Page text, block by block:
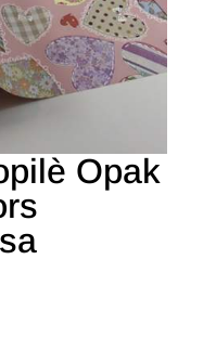
Opak